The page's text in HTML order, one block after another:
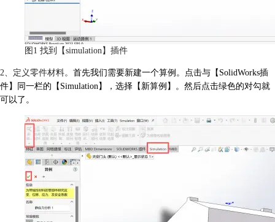
图1 找到【simulation】插件
2、定义零件材料。 首先我们需要新建一个算例。点击与【SolidWorks插
件】同一栏的【Simulation】，选择【新算例】。然后点击绿色的对勾就
可以了。